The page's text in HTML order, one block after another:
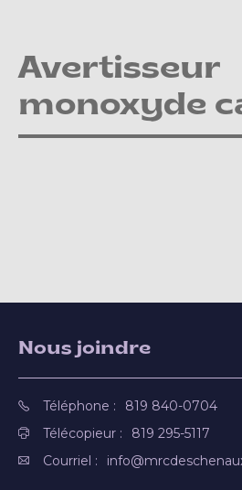
Avertisseur
monoxyde
Nous joindre
Téléphone :
819 840-0704
Télécopieur :
819 295-5117
Courriel :